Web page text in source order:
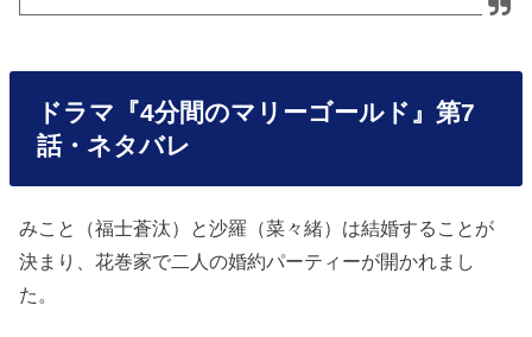
ドラマ『4分間のマリーゴールド』第7
話・ネタバレ
みこと（福士蒼汰）と沙羅（菜々緒）は結婚することが
決まり、花巻家で二人の婚約パーティーが開かれまし
た。